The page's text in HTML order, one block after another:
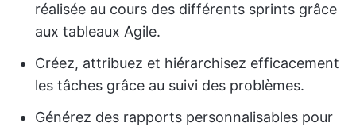
réalisée au cours des différents sprints grâce
aux tableaux Agile.
Créez, attribuez et hiérarchisez efficacement
les tâches grâce au suivi des problèmes.
Générez des rapports personnalisables pour